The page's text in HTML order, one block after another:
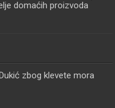
domaćih proizvoda
zbog klevete mora